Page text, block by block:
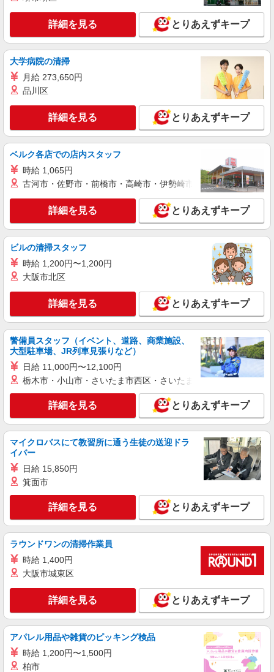
詳細を見る とりあえずキープ
大学病院の清掃
月給 273,650円
品川区
詳細を見る とりあえずキープ
ベルク各店での店内スタッフ
時給 1,065円
古河市・佐野市・前橋市・高崎市・伊勢崎市・太田市・館林市
詳細を見る とりあえずキープ
ビルの清掃スタッフ
時給 1,200円〜1,200円
大阪市北区
詳細を見る とりあえずキープ
警備員スタッフ（イベント、道路、商業施設、
大型駐車場、JR列車見張りなど）
日給 11,000円〜12,100円
栃木市・小山市・さいたま市西区・さいたま市岩槻区・久喜市・
詳細を見る とりあえずキープ
マイクロバスにて教習所に通う生徒の送迎ドラ
イバー
日給 15,850円
箕面市
詳細を見る とりあえずキープ
ラウンドワンの清掃作業員
時給 1,400円
大阪市城東区
詳細を見る とりあえずキープ
アパレル用品や雑貨のピッキング検品
時給 1,200円〜1,500円
柏市